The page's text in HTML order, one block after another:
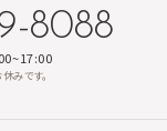
8088
みです。